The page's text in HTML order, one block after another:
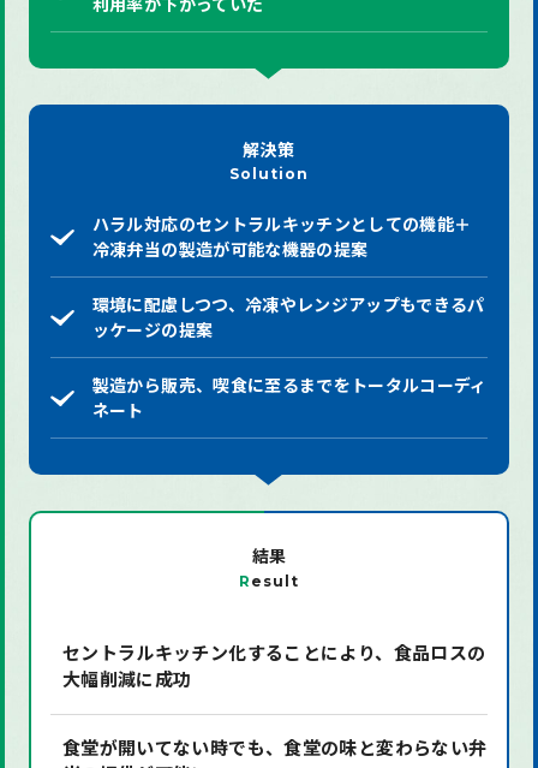
解決策
Solution
ハラル対応のセントラルキッチンとしての機能＋
冷凍弁当の製造が可能な機器の提案
環境に配慮しつつ、冷凍やレンジアップもできるパ
ッケージの提案
製造から販売、喫食に至るまでをトータルコーディ
ネート
結果
R esult
セントラルキッチン化することにより、食品ロスの
大幅削減に成功
食堂が開いてない時でも、食堂の味と変わらない弁